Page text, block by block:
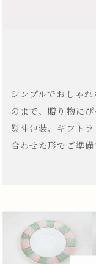
シンプルでおしゃ
のまで、贈り物に
熨斗包装、ギフト
合わせた形でご準備